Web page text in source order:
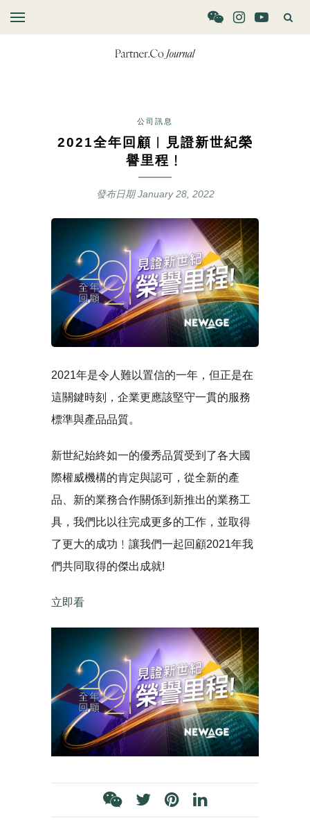
公司訊息
2021全年回顧︱見證新世紀榮
譽里程﹗
發布日期January 28, 2022
2021年是令人難以置信的一年，但正是在
這關鍵時刻，企業更應該堅守一貫的服務
標準與產品品質。
新世紀始終如一的優秀品質受到了各大國
際權威機構的肯定與認可，從全新的產
品、新的業務合作關係到新推出的業務工
具，我們比以往完成更多的工作，並取得
了更大的成功﹗讓我們一起回顧2021年我
們共同取得的傑出成就!
立即看